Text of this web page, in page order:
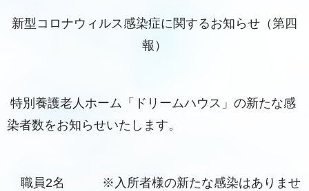
新型コロナウィルス感染症に関するお知らせ（第四
報）
特別養護老人ホーム「ドリームハウス」の新たな感
染者数をお知らせいたします。
職員2名 ※入所者様の新たな感染はありませ